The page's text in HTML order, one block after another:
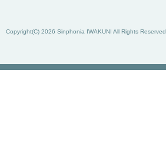
Copyright(C) 2026 Sinphonia IWAKUNI All Rights Reserved.